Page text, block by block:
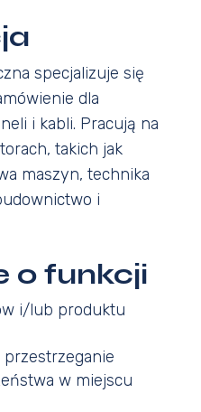
specjalizuje się
dla
i kabli. Pracują na
takich jak
maszyn, technika
i
o funkcji
i/lub produktu
w miejscu